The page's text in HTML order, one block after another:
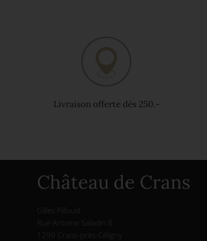
Livraison offerte dès 250.-
Château de Crans
Gilles Pilloud
Rue Antoine Saladin 8
1299 Crans-près-Céligny